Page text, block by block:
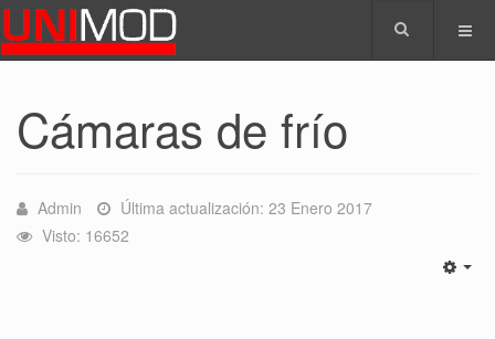
Cámaras de frío
Admin
Última actualización: 23 Enero 2017
Visto: 16652